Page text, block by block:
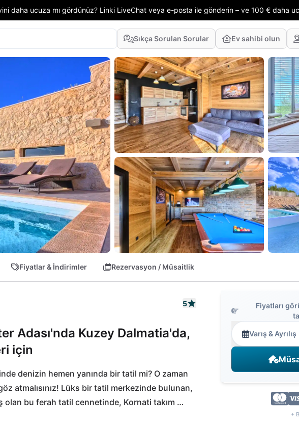
daha ucuza mı gördünüz? Linki LiveChat veya e-posta ile gönderin – ve 100 € daha
Sıkça Sorulan Sorular Ev sahibi olun
Fiyatlar & İndirimler Rezervasyon / Müsaitlik
5
Adası'nda Kuzey Dalmatia'da,
için
denizin hemen yanında bir tatil mi? O zaman
atmalısınız! Lüks bir tatil merkezinde bulunan,
bu ferah tatil cennetinde, Kornati takım
doğru ince bir görüşle yer alıyor. Burada,
Fiyatları
Varış & Ayrılış
+